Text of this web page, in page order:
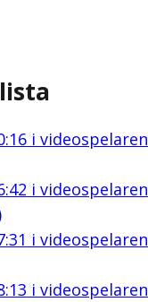
i videospelaren
i videospelaren
i videospelaren
i videospelaren